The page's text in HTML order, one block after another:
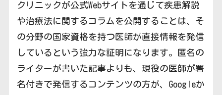
クリニックが公式Webサイトを通じて疾患解説
や治療法に関するコラムを公開することは、そ
の分野の国家資格を持つ医師が直接情報を発信
しているという強力な証明になります。匿名の
ライターが書いた記事よりも、現役の医師が署
名付きで発信するコンテンツの方が、Googleか